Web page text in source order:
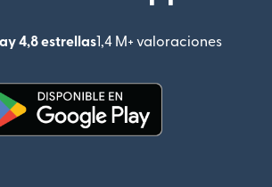
4,8 estrellas1,4 M+ valoraciones
(se